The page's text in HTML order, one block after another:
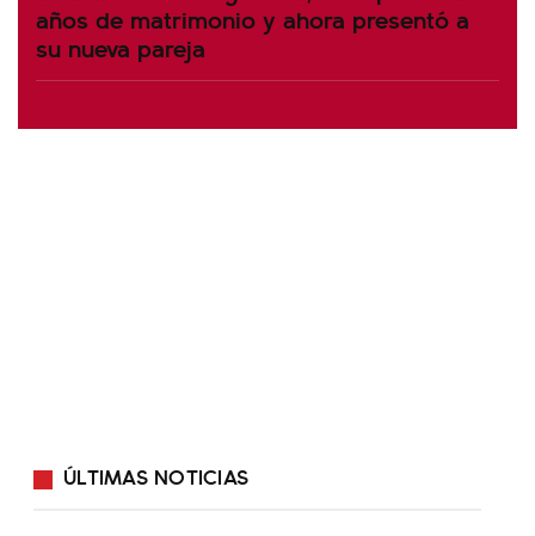
años de matrimonio y ahora presentó a
su nueva pareja
ÚLTIMAS NOTICIAS